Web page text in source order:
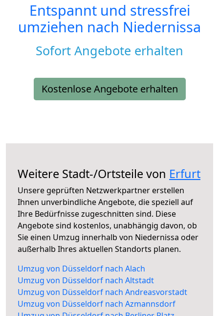
Entspannt und stressfrei
umziehen nach Niedernissa
Sofort Angebote erhalten
Kostenlose Angebote erhalten
Weitere Stadt-/Ortsteile von Erfurt
Unsere geprüften Netzwerkpartner erstellen
Ihnen unverbindliche Angebote, die speziell auf
Ihre Bedürfnisse zugeschnitten sind. Diese
Angebote sind kostenlos, unabhängig davon, ob
Sie einen Umzug innerhalb von Niedernissa oder
außerhalb Ihres aktuellen Standorts planen.
Umzug von Düsseldorf nach Alach
Umzug von Düsseldorf nach Altstadt
Umzug von Düsseldorf nach Andreasvorstadt
Umzug von Düsseldorf nach Azmannsdorf